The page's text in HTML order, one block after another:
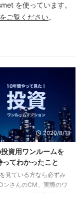
を使っています。
ご覧ください。
2020/8/13
資用ワンルームを
てわかったこと
見ている方なら必ずみ
ンさんのCM。実際のワ